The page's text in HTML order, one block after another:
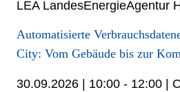
LEA LandesEnergieAgentur
Automatisierte
City: Vom Gebäude bis zur
30.09.2026 | 10:00 - 12:00 |